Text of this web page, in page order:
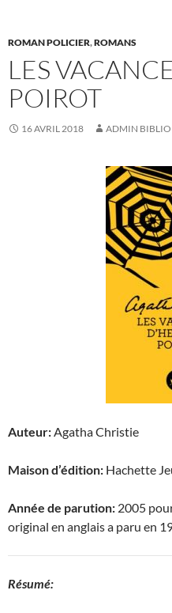
ROMAN POLICIER,ROMANS
LES
POIROT
16 AVRIL 2018 ADMIN BIBLIO
Auteur:Agatha Christie
Maison d’édition: Hachette
Année de parution: 2005
original en anglais a paru en
Résumé: